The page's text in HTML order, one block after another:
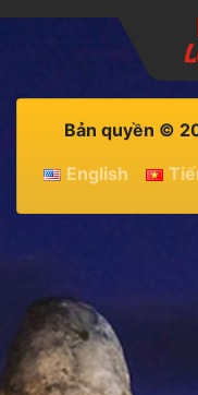
Bản quyền ©
English